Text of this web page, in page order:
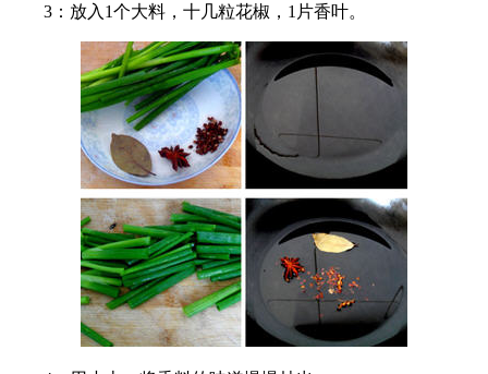
3：放入1个大料，十几粒花椒，1片香叶。